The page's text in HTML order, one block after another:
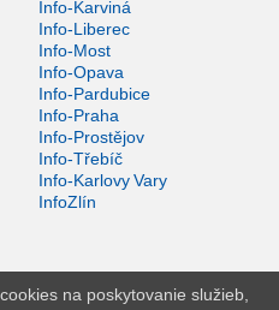
Info-Karviná
Info-Liberec
Info-Most
Info-Opava
Info-Pardubice
Info-Praha
Info-Prostějov
Info-Třebíč
Info-Karlovy Vary
InfoZlín
na poskytovanie služieb,